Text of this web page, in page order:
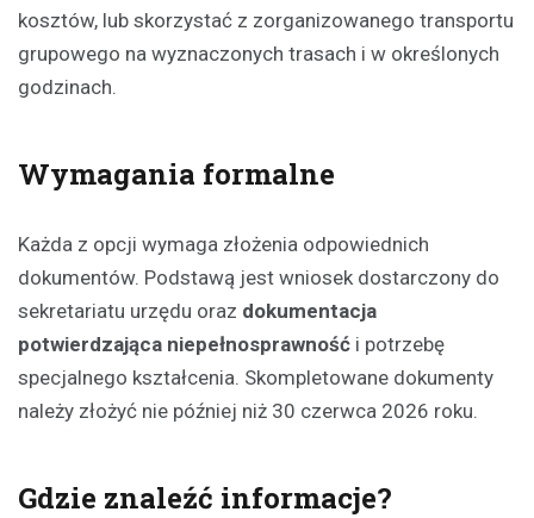
kosztów, lub skorzystać z zorganizowanego transportu
grupowego na wyznaczonych trasach i w określonych
godzinach.
Wymagania formalne
Każda z opcji wymaga złożenia odpowiednich
dokumentów. Podstawą jest wniosek dostarczony do
sekretariatu urzędu oraz dokumentacja
potwierdzająca niepełnosprawność i potrzebę
specjalnego kształcenia. Skompletowane dokumenty
należy złożyć nie później niż 30 czerwca 2026 roku.
Gdzie znaleźć informacje?